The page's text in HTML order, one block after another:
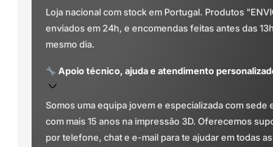
Loja nacional com stock em Portugal. Produtos
enviados em 24h, e encomendas feitas antes das
mesmo dia.
Apoio técnico, ajuda e atendimento
Somos uma equipa jovem e especializada com sede
com mais 15 anos na impressão 3D. Oferecemos
por telefone, chat e e-mail para te ajudar em todas